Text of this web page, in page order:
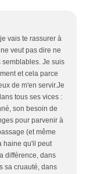
vais te rassurer à
veut pas dire ne
semblables. Je suis
et cela parce
de m'en servir.Je
tous ses vices :
son besoin de
pour parvenir à
(et même
haine qu'il peut
différence, dans
sa cruauté, dans